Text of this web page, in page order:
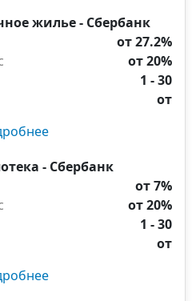
жилье - Сбербанк
от 27.2%
от 20%
1 - 30
от
- Сбербанк
от 7%
от 20%
1 - 30
от